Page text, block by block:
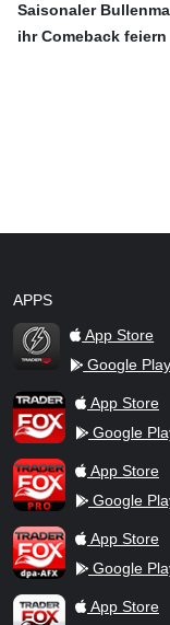
Saisonaler
ihr Comeback feiern
APPS
TraderFox Flash
App Store
Google Play
TraderFox AppApp Store
Google
TraderFox ProApp Store
Google
TraderFox dpa-AFX
App Store
Google
TraderFox LiveApp Store